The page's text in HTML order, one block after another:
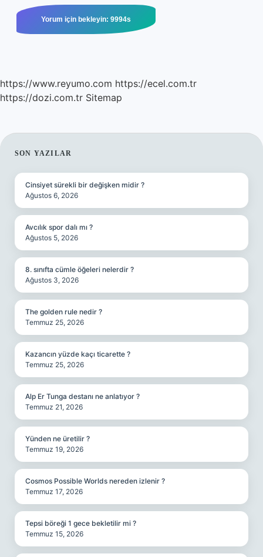
https://www.reyumo.com https://ecel.com.tr
https://dozi.com.tr Sitemap
SIDEBAR
SON YAZILAR
Cinsiyet sürekli bir değişken midir ?
Ağustos 6, 2026
Avcılık spor dalı mı ?
Ağustos 5, 2026
8. sınıfta cümle öğeleri nelerdir ?
Ağustos 3, 2026
The golden rule nedir ?
Temmuz 25, 2026
Kazancın yüzde kaçı ticarette ?
Temmuz 25, 2026
Alp Er Tunga destanı ne anlatıyor ?
Temmuz 21, 2026
Yünden ne üretilir ?
Temmuz 19, 2026
Cosmos Possible Worlds nereden izlenir ?
Temmuz 17, 2026
Tepsi böreği 1 gece bekletilir mi ?
Temmuz 15, 2026